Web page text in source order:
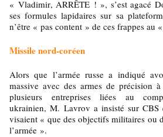
« Vladimir, ARRÊTE ! », s’est agacé
ses formules lapidaires sur sa
n’être « pas content » de ces frappes au
Missile nord-coréen
Alors que l’armée russe a indiqué
massive avec des armes de précision
plusieurs entreprises liées au
ukrainien, M. Lavrov a insisté sur CBS
visaient « que des objectifs militaires ou
l’armée ».